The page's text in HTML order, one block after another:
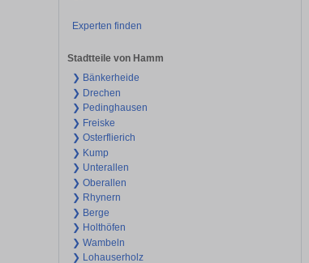
Experten finden
Stadtteile von Hamm
❯ Bänkerheide
❯ Drechen
❯ Pedinghausen
❯ Freiske
❯ Osterflierich
❯ Kump
❯ Unterallen
❯ Oberallen
❯ Rhynern
❯ Berge
❯ Holthöfen
❯ Wambeln
❯ Lohauserholz